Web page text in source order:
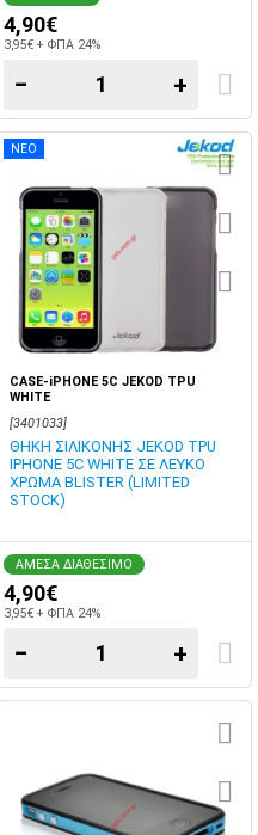
4,90€
3,95€ + ΦΠΑ 24%
− +
ΝΕΟ
CASE-iPHONE 5C JEKOD TPU
WHITE
[3401033]
ΘΗΚΗ ΣΙΛΙΚΟΝΗΣ JEKOD TPU
IPHONE 5C WHITE ΣΕ ΛΕΥΚΟ
ΧΡΩΜΑ BLISTER (LIMITED
STOCK)
ΑΜΕΣΑ ΔΙΑΘΕΣΙΜΟ
4,90€
3,95€ + ΦΠΑ 24%
− +